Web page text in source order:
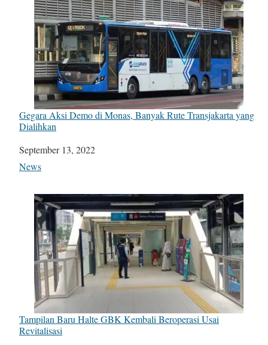
Gegara Aksi Demo di Monas, Banyak Rute Transjakarta yang
Dialihkan
Date
September 13, 2022
In relation to
News
Tampilan Baru Halte GBK Kembali Beroperasi Usai
Revitalisasi